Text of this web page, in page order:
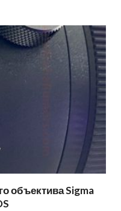
объектива Sigma